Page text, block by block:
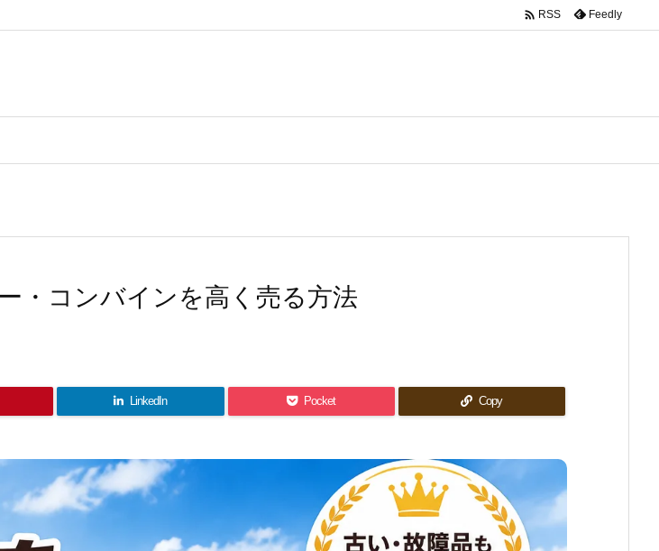
 RSS Feedly
・コンバインを高く売る方法
LinkedIn Pocket Copy